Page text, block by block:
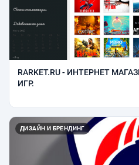
RARKET.RU - ИНТЕРНЕТ
ИГР.
ДИЗАЙН И БРЕНДИНГ